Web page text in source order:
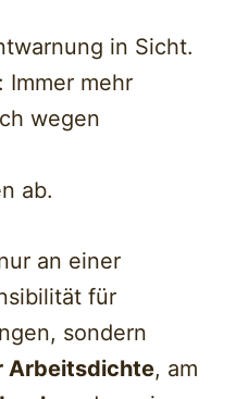
in Sicht.
Immer mehr
wegen
ab.
an einer
für
sondern
Arbeitsdichte, am